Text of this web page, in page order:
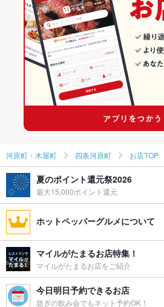
河原町・木屋町の和食ランキング
河原町・木屋町のしゃぶしゃぶ・すき焼
四条河原町のグルメランキング
四条河原町の和食ランキング
四条河原町のしゃぶしゃぶ・すき焼きラ
河原町・木屋町 四条河原町 お店TOP
夏のポイント還元祭2026
最大15,000ポイント還元
ホットペッパーグルメについて
マイルがたまるお店特集！
マイルがたまるお店をご紹介
今日明日予約できるお店
急ぎの飲み会でもネット予約OK！